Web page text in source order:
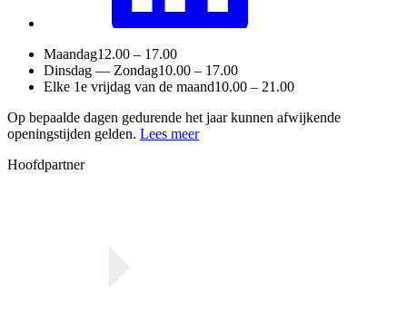
Maandag12.00 – 17.00
Dinsdag — Zondag10.00 – 17.00
Elke 1e vrijdag van de maand10.00 – 21.00
Op bepaalde dagen gedurende het jaar kunnen afwijkende
openingstijden gelden. Lees meer
Hoofdpartner